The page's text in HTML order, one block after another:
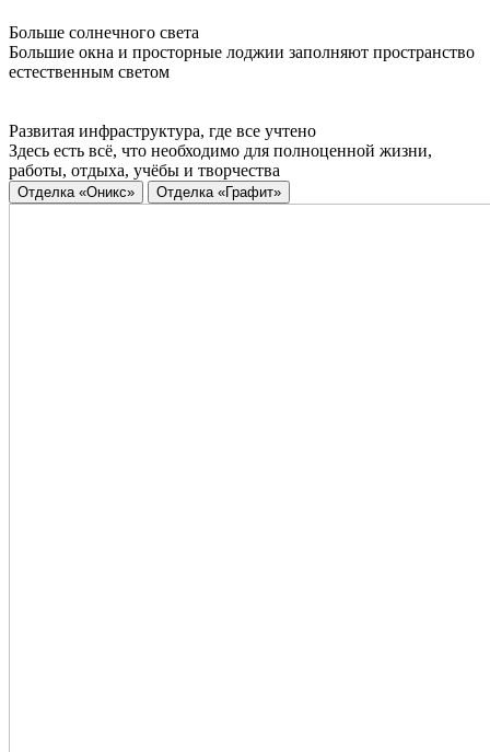
Больше солнечного света
Большие окна и просторные лоджии заполняют пространство
естественным светом
Развитая инфраструктура, где все учтено
Здесь есть всё, что необходимо для полноценной жизни,
работы, отдыха, учёбы и творчества
Отделка «Оникс» Отделка «Графит»